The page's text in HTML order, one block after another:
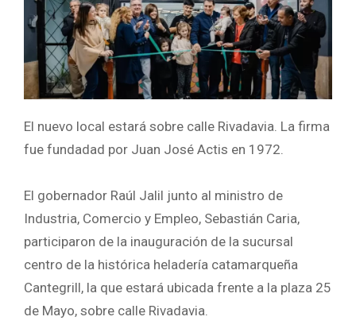
El nuevo local estará sobre calle Rivadavia. La firma
fue fundadad por Juan José Actis en 1972.
El gobernador Raúl Jalil junto al ministro de
Industria, Comercio y Empleo, Sebastián Caria,
participaron de la inauguración de la sucursal
centro de la histórica heladería catamarqueña
Cantegrill, la que estará ubicada frente a la plaza 25
de Mayo, sobre calle Rivadavia.